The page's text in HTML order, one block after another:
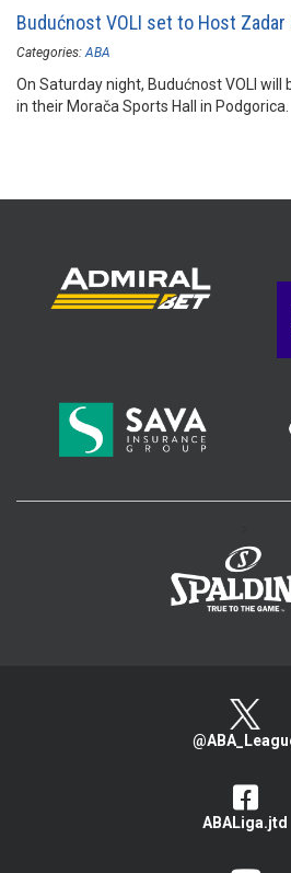
Budućnost VOLI set to Host Zadar
Categories: ABA
On Saturday night, Budućnost VOLI
in their Morača Sports Hall in Podgorica.
ABALiga.jtd